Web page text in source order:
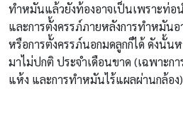
ทำหมันแล้วยังท้องอาจเป็นเพราะท่อ
และการตั้งครรภ์ภายหลังการทำหมัน
หรือการตั้งครรภ์นอกมดลูกก็ได้ ดังนั้น
มาไม่ปกติ ประจำเดือนขาด (เฉพาะก
แห้ง และการทำหมันไร้แผลผ่านกล้อ